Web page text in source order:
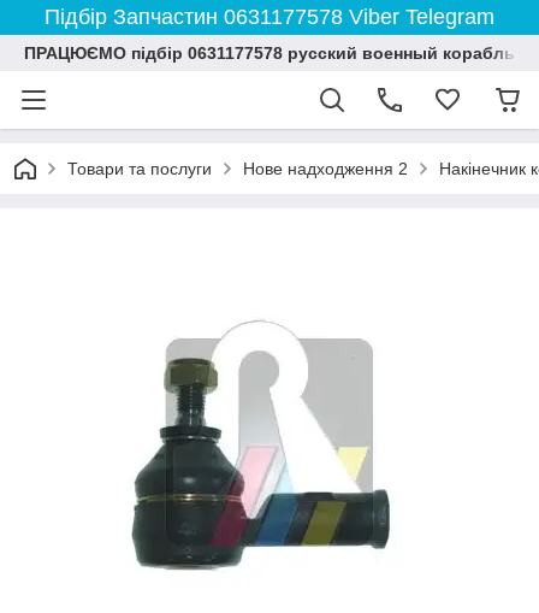
Підбір Запчастин 0631177578 Viber Telegram
ПРАЦЮЄМО підбір 0631177578 русский военный корабль
Товари та послуги Нове надходження 2 Накінечник